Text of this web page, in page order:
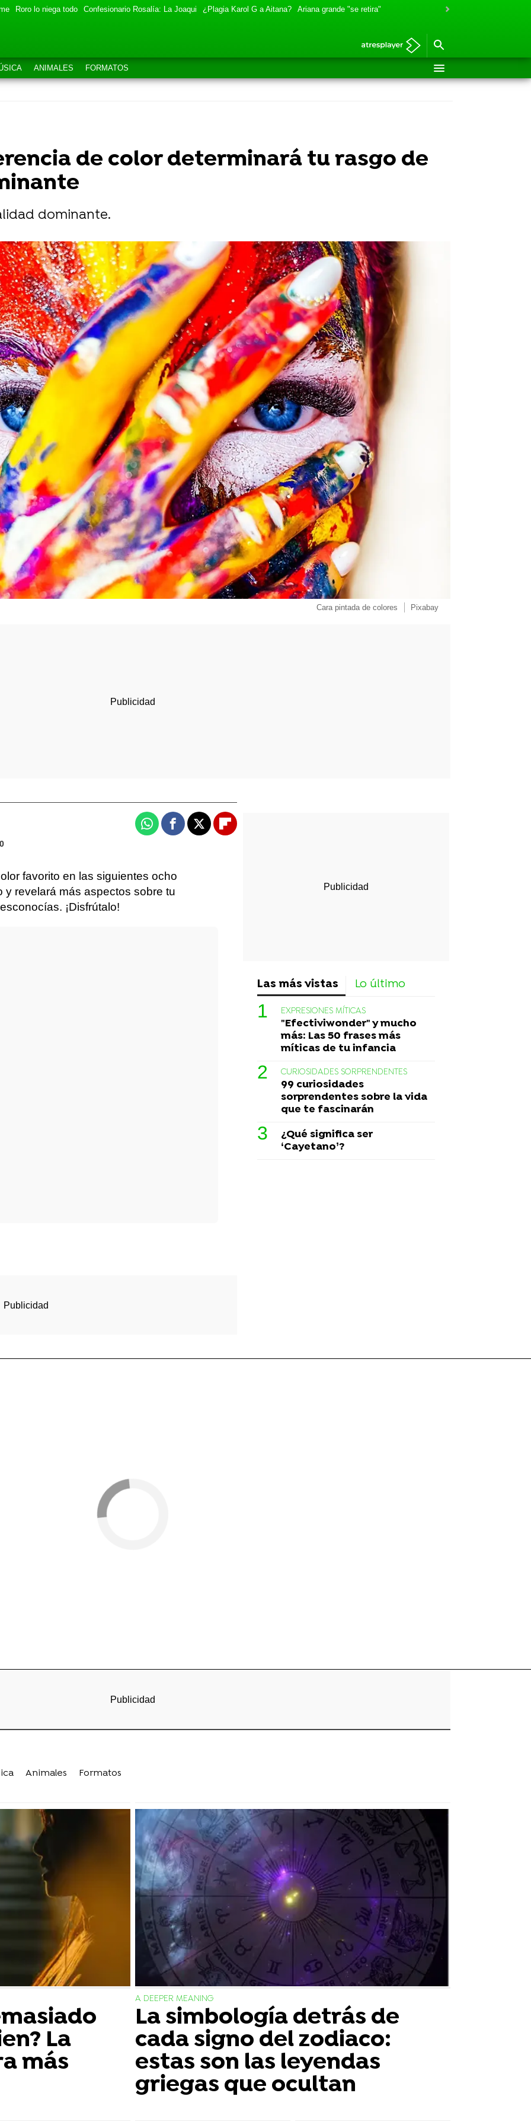
Roro lo niega todo Confesionario Rosalía: La Joaqui ¿Plagia Karol G a Aitana? Ariana grande "se retira"
ANIMALES FORMATOS
de color determinará tu rasgo de
dominante.
Cara pintada de colores Pixabay
WhatsappFacebook
X Flipboard
favorito en las siguientes ocho
y revelará más aspectos sobre tu
¡Disfrútalo!
Las más vistas Lo último
EXPRESIONES MÍTICAS
"Efectiviwonder" y mucho
más: Las 50 frases más
míticas de tu infancia
CURIOSIDADES SORPRENDENTES
99 curiosidades
sorprendentes sobre la vida
que te fascinarán
¿Qué significa ser
‘Cayetano’?
Animales Formatos
La
más
A DEEPER MEANING
La simbología detrás de
cada signo del zodiaco:
estas son las leyendas
griegas que ocultan